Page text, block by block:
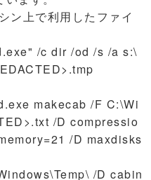
ン上で利用したファイ
/c dir /od /s /a s:\
makecab /F C:\Wi
/D compressio
/D maxdisks
/D cabin